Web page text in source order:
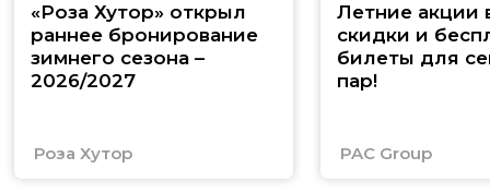
«Роза Хутор» открыл
раннее бронирование
зимнего сезона –
2026/2027
Роза Хутор
Летние акции
скидки и
билеты для
пар!
PAC Group